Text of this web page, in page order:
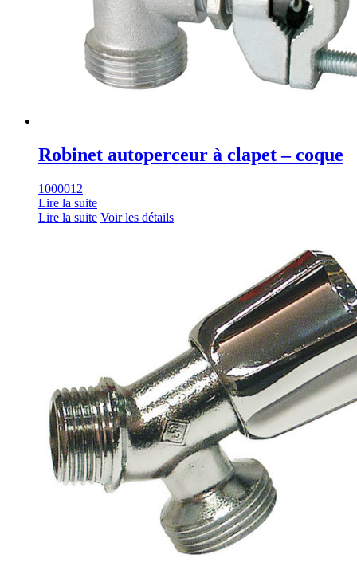
Robinet autoperceur à clapet – coque
1000012
Lire la suite
Lire la suite Voir les détails